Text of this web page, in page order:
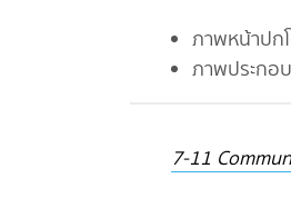
ภาพหน้าปก
ภาพประกอ
7-11